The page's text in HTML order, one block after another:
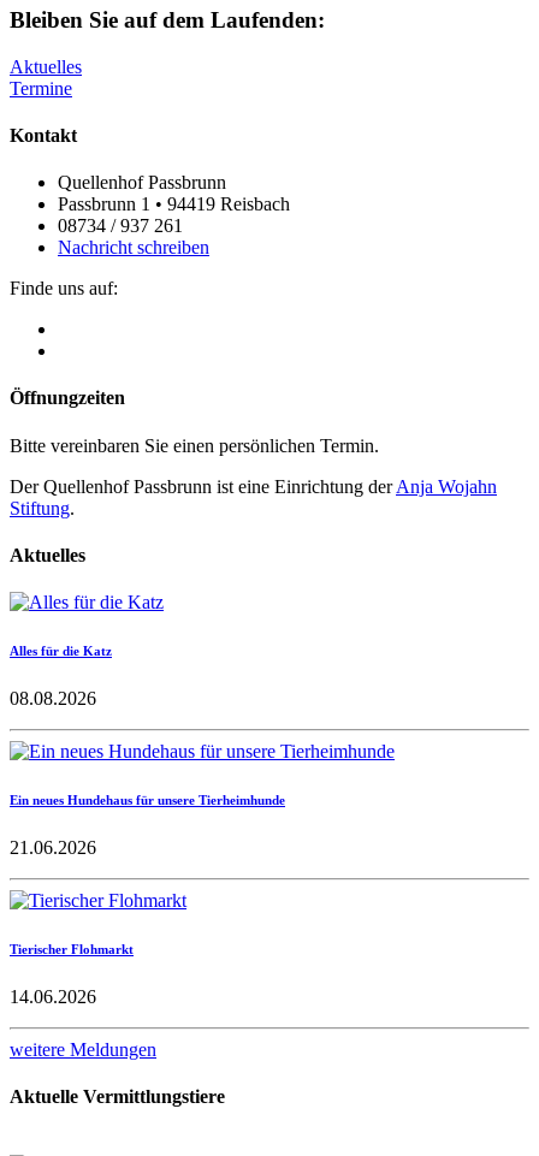
Bleiben Sie auf dem Laufenden:
Aktuelles
Termine
Kontakt
Quellenhof Passbrunn
Passbrunn 1 • 94419 Reisbach
08734 / 937 261
Nachricht schreiben
Finde uns auf:
Öffnungzeiten
Bitte vereinbaren Sie einen persönlichen Termin.
Der Quellenhof Passbrunn ist eine Einrichtung derAnja Wojahn
Stiftung.
Aktuelles
Alles für die Katz
08.08.2026
Ein neues Hundehaus für unsere Tierheimhunde
21.06.2026
Tierischer Flohmarkt
14.06.2026
weitere Meldungen
Aktuelle Vermittlungstiere